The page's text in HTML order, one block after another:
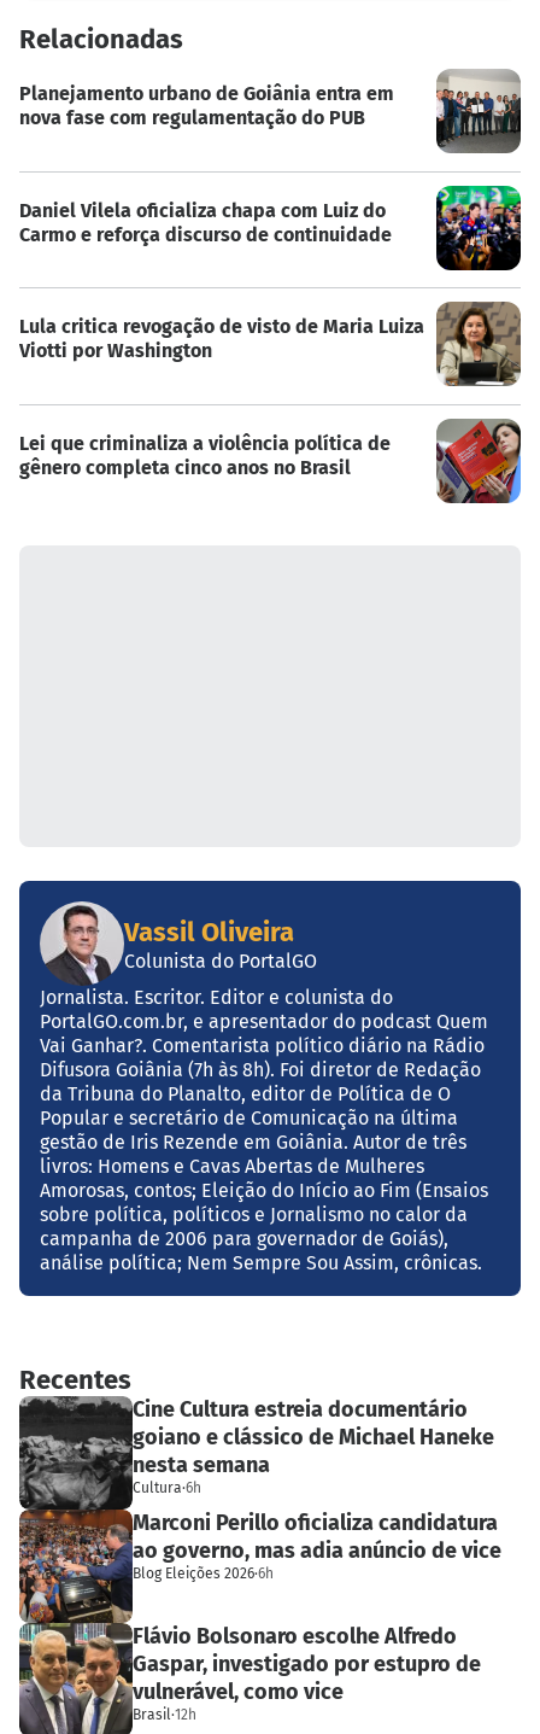
Relacionadas
Planejamento urbano de Goiânia entra em
nova fase com regulamentação do PUB
Daniel Vilela oficializa chapa com Luiz do
Carmo e reforça discurso de continuidade
Lula critica revogação de visto de Maria Luiza
Viotti por Washington
Lei que criminaliza a violência política de
gênero completa cinco anos no Brasil
Vassil Oliveira
Colunista do PortalGO
Jornalista. Escritor. Editor e colunista do
PortalGO.com.br, e apresentador do podcast Quem
Vai Ganhar?. Comentarista político diário na Rádio
Difusora Goiânia (7h às 8h). Foi diretor de Redação
da Tribuna do Planalto, editor de Política de O
Popular e secretário de Comunicação na última
gestão de Iris Rezende em Goiânia. Autor de três
livros: Homens e Cavas Abertas de Mulheres
Amorosas, contos; Eleição do Início ao Fim (Ensaios
sobre política, políticos e Jornalismo no calor da
campanha de 2006 para governador de Goiás),
análise política; Nem Sempre Sou Assim, crônicas.
Recentes
Cine Cultura estreia documentário
goiano e clássico de Michael Haneke
nesta semana
Cultura·6h
Marconi Perillo oficializa candidatura
ao governo, mas adia anúncio de vice
Blog Eleições 2026·6h
Flávio Bolsonaro escolhe Alfredo
Gaspar, investigado por estupro de
vulnerável, como vice
Brasil·12h